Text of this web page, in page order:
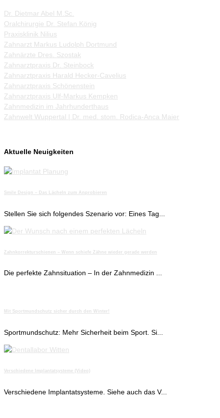
Dr. Dietmar Abel M.Sc.
Oralchirurgie Dr. Stefan König
Praxisklinik Nilius
Zahnarzt Markus Ludolph Dortmund
Zahnärzte Dres. Szostak
Zahnarztpraxis Dr. Steinbock
Zahnarztpraxis Harald Hecker-Cavelius
Zahnarztpraxis Schönenstein
Zahnarztpraxis Ulf-Markus Kempken
Zahnmedizin im Jahrhunderthaus
Zahnwelt Wuppertal | Dr. med. stom. Rodica-Anca Maier
Aktuelle Neuigkeiten
Smile Design – Das Lächeln zum Anprobieren
Stellen Sie sich folgendes Szenario vor: Eines Tag...
Zahnkorrekturschienen – Wenn schiefe Zähne wieder gerade werden
Die perfekte Zahnsituation – In der Zahnmedizin ...
Mit Sportmundschutz sicher durch den Winter!
Sportmundschutz: Mehr Sicherheit beim Sport. Si...
Verschiedene Implantatsysteme (Video)
Verschiedene Implantatsysteme. Siehe auch das V...